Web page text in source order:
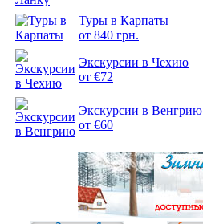
Туры в Карпаты
от 840 грн.
Экскурсии в Чехию
от €72
Экскурсии в Венгрию
от €60